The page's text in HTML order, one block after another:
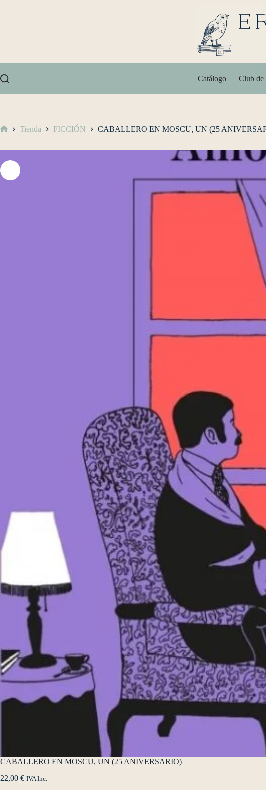
Catálogo Club de
Tienda FICCIÓN CABALLERO EN MOSCU, UN (25
CABALLERO EN MOSCU, UN (25 ANIVERSARIO)
22,00 € IVA Inc.